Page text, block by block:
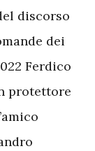
discorso
dei
Ferdico
protettore